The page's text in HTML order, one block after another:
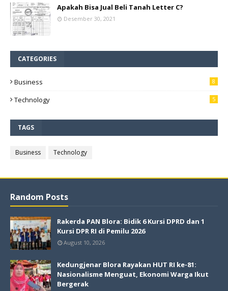
Apakah Bisa Jual Beli Tanah Letter C?
Desember 30, 2021
CATEGORIES
Business 8
Technology 5
TAGS
Business Technology
Random Posts
Rakerda PAN Blora: Bidik 6 Kursi DPRD dan 1
Kursi DPR RI di Pemilu 2026
August 10, 2026
Kedungjenar Blora Rayakan HUT RI ke-81:
Nasionalisme Menguat, Ekonomi Warga Ikut
Bergerak